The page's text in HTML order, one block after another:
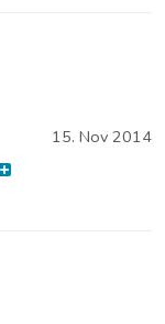
15. Nov 2014